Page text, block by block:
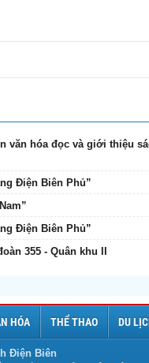
văn hóa đọc và giới thiệu
Điện Biên Phủ”
Điện Biên Phủ”
355 - Quân khu II
HÓA THỂ THAO DU
Điện Biên